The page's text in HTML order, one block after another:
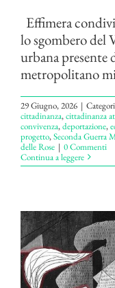
Effimera
lo sgombero del
urbana presente
metropolitano
29 Giugno, 2026 |
cittadinanza,cittadinanza
convivenza,deportazione,
progetto,Seconda Guerra
delle Rose | 0 Commenti
Continua a leggere